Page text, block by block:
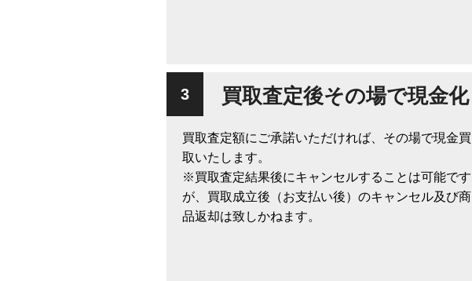
買取査定後その場で現金化
買取査定額にご承諾いただければ、その場で現金買
取いたします。
※買取査定結果後にキャンセルすることは可能です
が、買取成立後（お支払い後）のキャンセル及び商
品返却は致しかねます。